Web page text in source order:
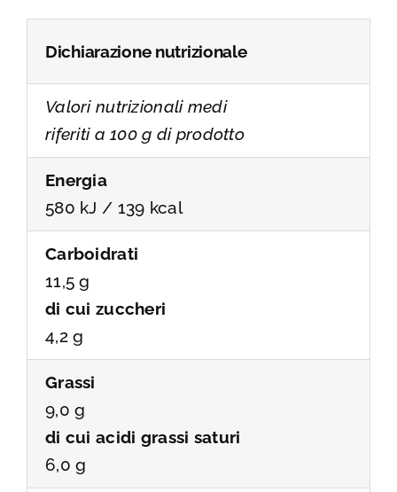
Dichiarazione nutrizionale
Valori nutrizionali medi
riferiti a 100 g di prodotto
Energia
580 kJ / 139 kcal
Carboidrati
11,5 g
di cui zuccheri
4,2 g
Grassi
9,0 g
di cui acidi grassi saturi
6,0 g